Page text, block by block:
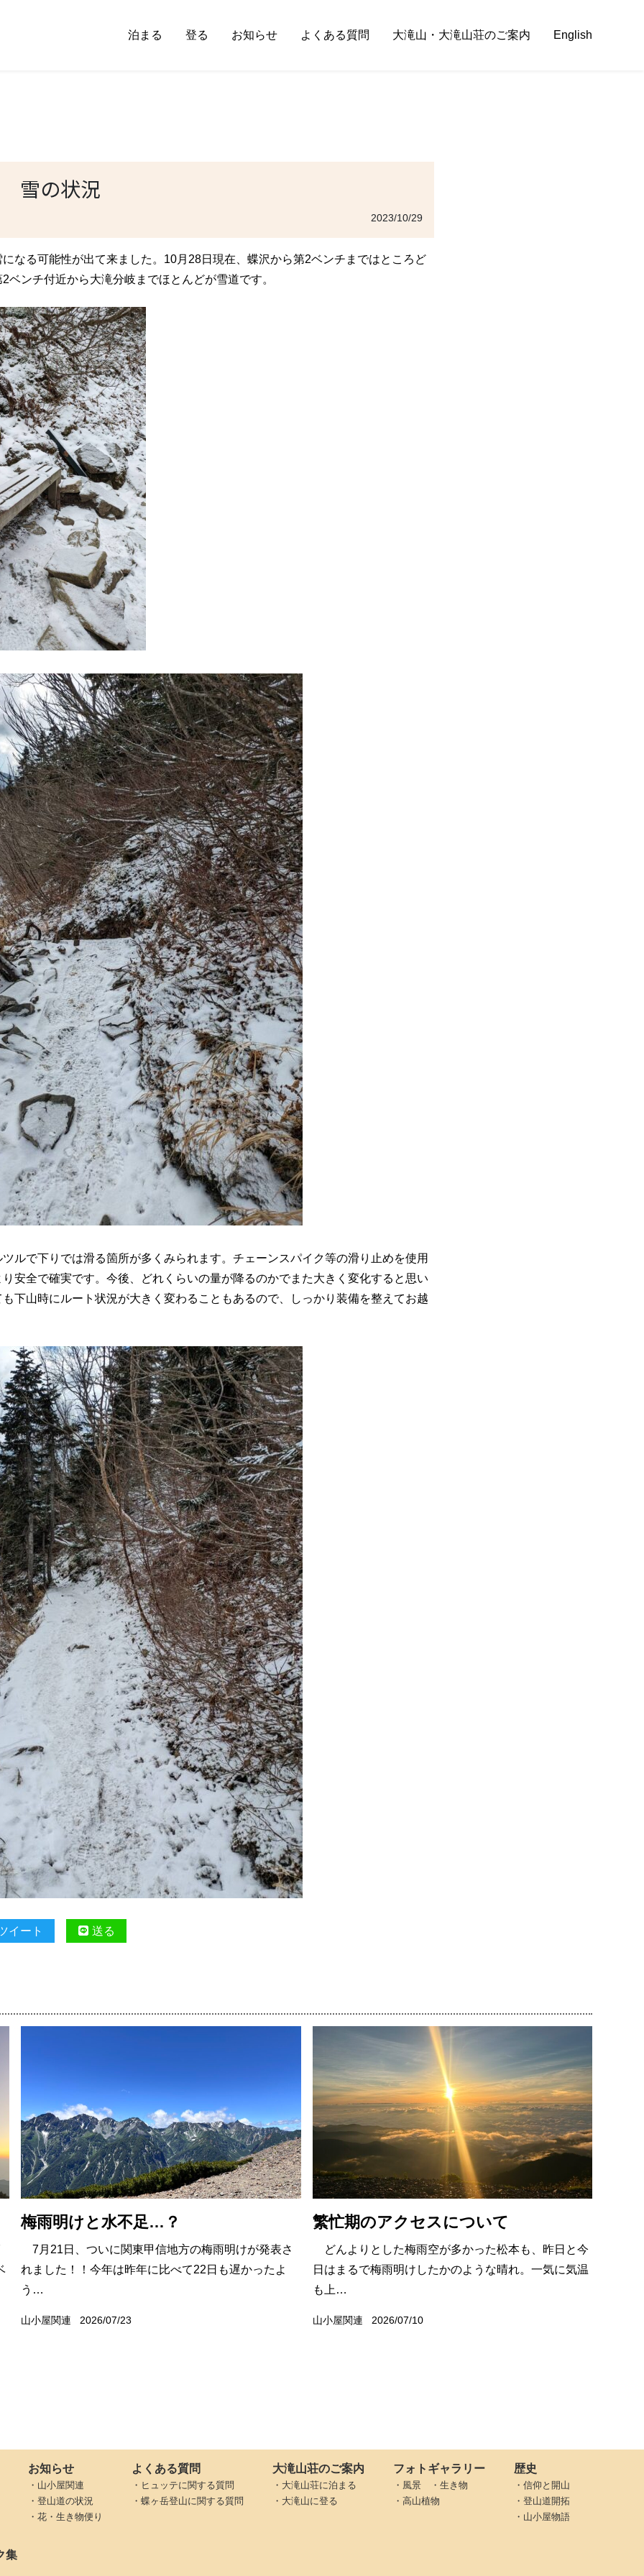
泊まる 登る お知らせ よくある質問 大滝山・大滝山荘のご案内 English
雪の状況
2023/10/29
なる可能性が出て来ました。10月28日現在、蝶沢から第2ベンチまではところど
ベンチ付近から大滝分岐までほとんどが雪道です。
ルで下りでは滑る箇所が多くみられます。チェーンスパイク等の滑り止めを使用
安全で確実です。今後、どれくらいの量が降るのかでまた大きく変化すると思い
下山時にルート状況が大きく変わることもあるので、しっかり装備を整えてお越
イート 送る
梅雨明けと水不足…？
7月21日、ついに関東甲信地方の梅雨明けが発表さ
れました！！今年は昨年に比べて22日も遅かったよ
う…
山小屋関連 2026/07/23
繁忙期のアクセスについて
どんよりとした梅雨空が多かった松本も、昨日と今
日はまるで梅雨明けしたかのような晴れ。一気に気温
も上…
山小屋関連 2026/07/10
お知らせ
・山小屋関連
・登山道の状況
・花・生き物便り
よくある質問
・ヒュッテに関する質問
・蝶ヶ岳登山に関する質問
大滝山荘のご案内
・大滝山荘に泊まる
・大滝山に登る
フォトギャラリー
・風景 ・生き物
・高山植物
歴史
・信仰と開山
・登山道開拓
・山小屋物語
集